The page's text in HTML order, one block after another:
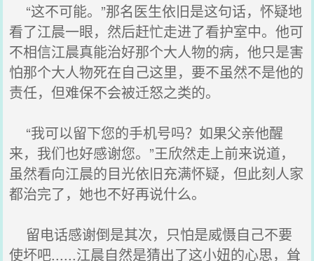
“这不可能。”那名医生依旧是这句话，怀疑地
看了江晨一眼，然后赶忙走进了看护室中。他可
不相信江晨真能治好那个大人物的病，他只是害
怕那个大人物死在自己这里，要不虽然不是他的
责任，但难保不会被迁怒之类的。
“我可以留下您的手机号吗？如果父亲他醒
来，我们也好感谢您。”王欣然走上前来说道，
虽然看向江晨的目光依旧充满怀疑，但此刻人家
都治完了，她也不好再说什么。
留电话感谢倒是其次，只怕是威慑自己不要
使坏吧......江晨自然是猜出了这小妞的心思，耸